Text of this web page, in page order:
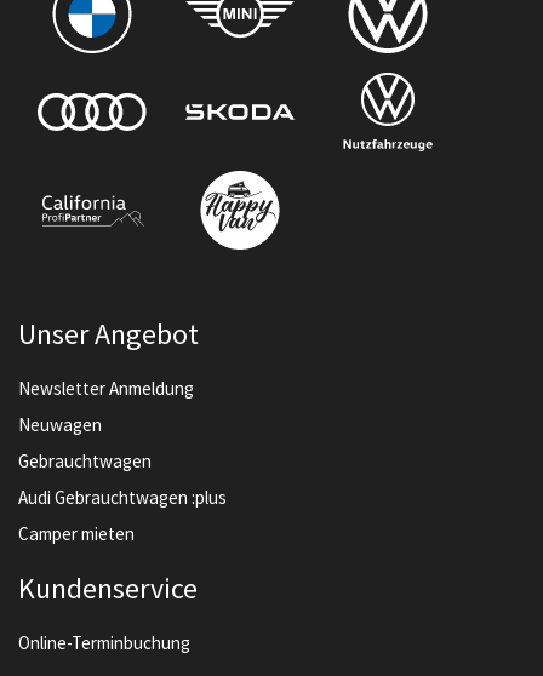
Unser Angebot
Newsletter Anmeldung
Neuwagen
Gebrauchtwagen
Audi Gebrauchtwagen :plus
Camper mieten
Kundenservice
Online-Terminbuchung